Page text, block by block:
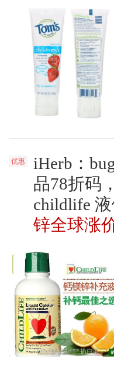
优惠
iHerb：
品78折码
childlife
锌全球涨